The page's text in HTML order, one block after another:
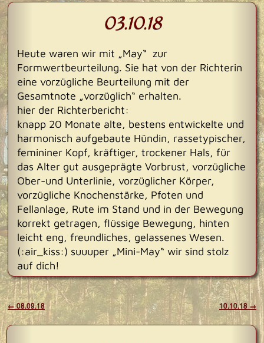
03.10.18
Heute waren wir mit „May“ zur
Formwertbeurteilung. Sie hat von der Richterin
eine vorzügliche Beurteilung mit der
Gesamtnote „vorzüglich“ erhalten.
hier der Richterbericht:
knapp 20 Monate alte, bestens entwickelte und
harmonisch aufgebaute Hündin, rassetypischer,
femininer Kopf, kräftiger, trockener Hals, für
das Alter gut ausgeprägte Vorbrust, vorzügliche
Ober-und Unterlinie, vorzüglicher Körper,
vorzügliche Knochenstärke, Pfoten und
Fellanlage, Rute im Stand und in der Bewegung
korrekt getragen, flüssige Bewegung, hinten
leicht eng, freundliches, gelassenes Wesen.
(:air_kiss:) suuuper „Mini-May“ wir sind stolz
auf dich!
Beitragsnavigation
←08.09.18 10.10.18 →